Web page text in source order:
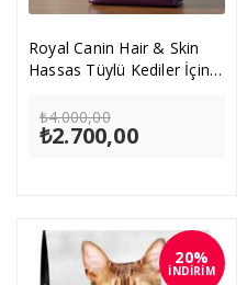
Royal Canin Hair & Skin
Hassas Tüylü Kediler İçin
₺4.000,00Orijinal
fiyat:
₺4.000,00.
₺2.700,00Şu
20%
İNDİRİM